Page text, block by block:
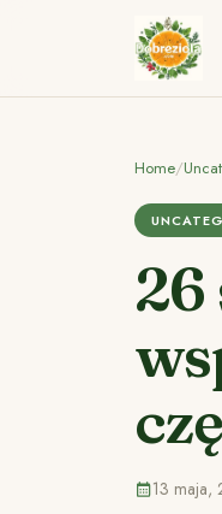
Home/
26
13 maja,